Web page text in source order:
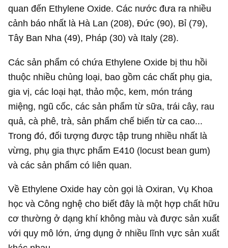
quan đến Ethylene Oxide. Các nước đưa ra nhiều
cảnh báo nhất là Hà Lan (208), Đức (90), Bỉ (79),
Tây Ban Nha (49), Pháp (30) và Italy (28).
Các sản phẩm có chứa Ethylene Oxide bị thu hồi
thuộc nhiều chủng loại, bao gồm các chất phụ gia,
gia vị, các loại hạt, thảo mộc, kem, món tráng
miệng, ngũ cốc, các sản phẩm từ sữa, trái cây, rau
quả, cà phê, trà, sản phẩm chế biến từ ca cao...
Trong đó, đối tượng được tập trung nhiều nhất là
vừng, phụ gia thực phẩm E410 (locust bean gum)
và các sản phẩm có liên quan.
Về Ethylene Oxide hay còn gọi là Oxiran, Vụ Khoa
học và Công nghệ cho biết đây là một hợp chất hữu
cơ thường ở dạng khí không màu và được sản xuất
với quy mô lớn, ứng dụng ở nhiều lĩnh vực sản xuất